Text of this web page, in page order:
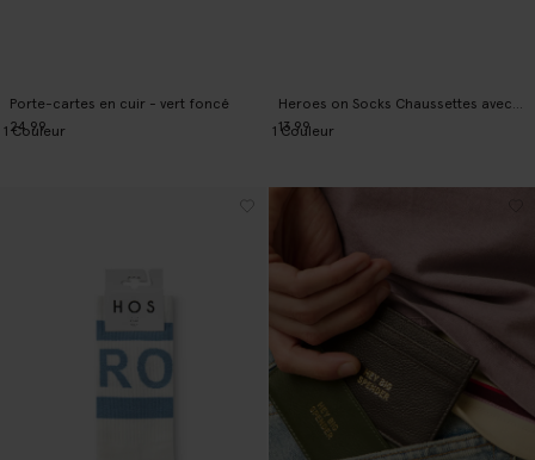
Porte-cartes en cuir - vert foncé
24.99
1 Couleur
Heroes on Socks Chaussettes avec imprimé - bleu
13.99
1 Couleur